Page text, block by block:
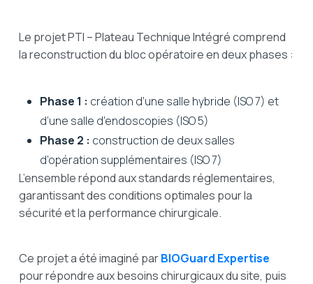
Le projet PTI – Plateau Technique Intégré comprend
la reconstruction du bloc opératoire en deux phases :
Phase 1 : création d’une salle hybride (ISO 7) et
d’une salle d’endoscopies (ISO 5)
Phase 2 : construction de deux salles
d’opération supplémentaires (ISO 7)
L’ensemble répond aux standards réglementaires,
garantissant des conditions optimales pour la
sécurité et la performance chirurgicale.
Ce projet a été imaginé parBIOGuard Expertise
pour répondre aux besoins chirurgicaux du site, puis